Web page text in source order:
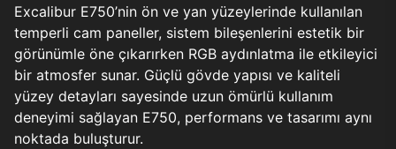
Excalibur E750’nin ön ve yan yüzeylerinde kullanılan
temperli cam paneller, sistem bileşenlerini estetik bir
görünümle öne çıkarırken RGB aydınlatma ile etkileyici
bir atmosfer sunar. Güçlü gövde yapısı ve kaliteli
yüzey detayları sayesinde uzun ömürlü kullanım
deneyimi sağlayan E750, performans ve tasarımı aynı
noktada buluşturur.